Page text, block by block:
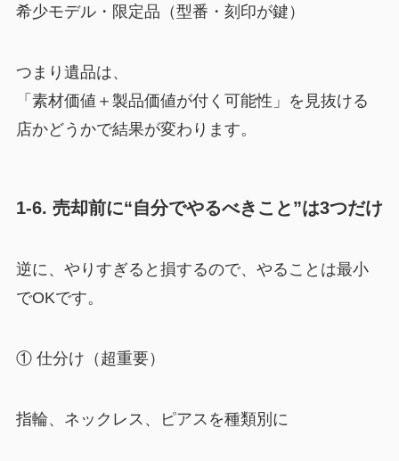
希少モデル・限定品（型番・刻印が鍵）
つまり遺品は、
「素材価値＋製品価値が付く可能性」を見抜ける
店かどうかで結果が変わります。
1-6. 売却前に“自分でやるべきこと”は3つだけ
逆に、やりすぎると損するので、やることは最小
でOKです。
① 仕分け（超重要）
指輪、ネックレス、ピアスを種類別に